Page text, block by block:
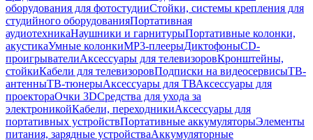
оборудования для фотостудииСтойки, системы крепления для
студийного оборудованияПортативная
аудиотехникаНаушники и гарнитурыПортативные колонки,
акустикаУмные колонкиMP3-плеерыДиктофоныCD-
проигрывателиАксессуары для телевизоровКронштейны,
стойкиКабели для телевизоровПодписки на видеосервисыТВ-
антенныТВ-тюнерыАксессуары для ТВАксессуары для
проектораОчки 3DСредства для ухода за
электроникойКабели, переходникиАксессуары для
портативных устройствПортативные аккумуляторыЭлементы
питания, зарядные устройстваАккумуляторные